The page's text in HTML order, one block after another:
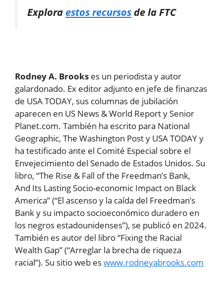
Explora estos recursos de la FTC
Rodney A. Brooks es un periodista y autor
galardonado. Ex editor adjunto en jefe de finanzas
de USA TODAY, sus columnas de jubilación
aparecen en US News & World Report y Senior
Planet.com. También ha escrito para National
Geographic, The Washington Post y USA TODAY y
ha testificado ante el Comité Especial sobre el
Envejecimiento del Senado de Estados Unidos. Su
libro, “The Rise & Fall of the Freedman’s Bank,
And Its Lasting Socio-economic Impact on Black
America” (“El ascenso y la caída del Freedman’s
Bank y su impacto socioeconómico duradero en
los negros estadounidenses”), se publicó en 2024.
También es autor del libro “Fixing the Racial
Wealth Gap” (“Arreglar la brecha de riqueza
racial”). Su sitio web eswww.rodneyabrooks.com